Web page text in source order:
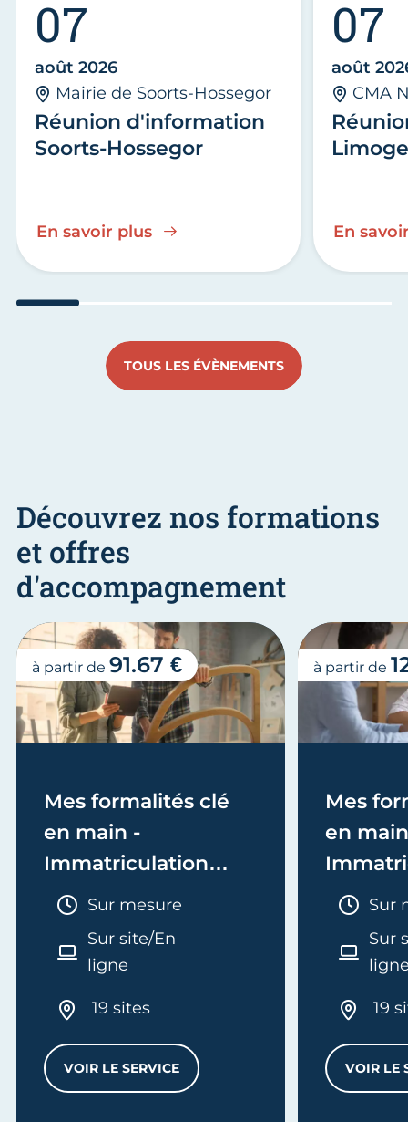
Réunion d'information
Soorts-Hossegor
07
août 2026
Mairie de Soorts-Hossegor
En savoir plus
07
août
CMA
En
TOUS LES ÉVÈNEMENTS
Découvrez nos formations
et offres
d'accompagnement
Mes formalités clé
en main -
Immatriculation
(EI/Micro-entreprise
Durée :
Sur mesure
Sur site/En
ligne
19 sites
VOIR LE SERVICEMES FORMALITÉS CLÉ EN MAIN -
à partir de 91.67 €
Mes
en
Sur
Sur
19
VOIR LE
à partir de